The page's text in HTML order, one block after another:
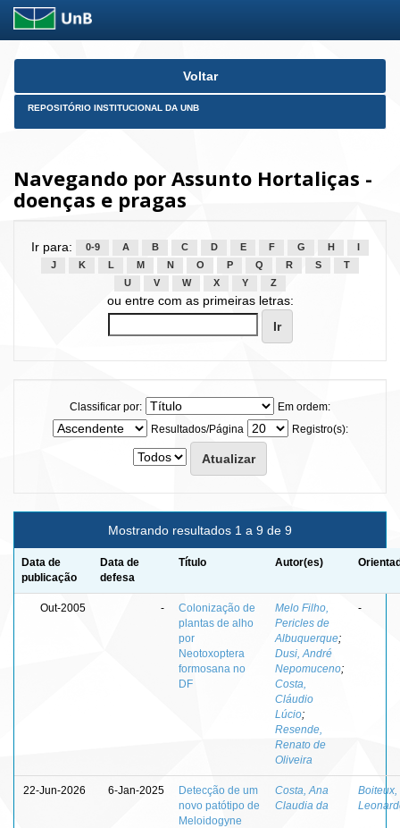
Skip
Voltar
REPOSITÓRIO INSTITUCIONAL DA UNB
Navegando por Assunto Hortaliças -
doenças e pragas
Ir para: 0-9 A B C D E F G H
J
K L M N O P Q R S
T
U
V W X Y Z
ou entre com as primeiras letras:
Classificar por:
Em ordem:
Resultados/Página
Registro(s):
Mostrando resultados 1 a 9 de 9
Data de
publicação
Data de
defesa
Título Autor(es)
Out-2005 -
Colonização de
plantas de alho
por
Neotoxoptera
formosana no
DF
Melo Filho,
Pericles de
Albuquerque;
Dusi, André
Nepomuceno;
Costa,
Cláudio
Lúcio;
Resende,
Renato de
Oliveira
-
22-Jun-2026 6-Jan-2025
Detecção de um
novo patótipo de
Meloidogyne
Costa, Ana
Claudia da
Boiteux,